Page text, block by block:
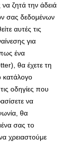
ζητά την άδειά
σας δεδομένων
αυτές τις
για
ένα
θα έχετε τη
κατάλογο
οδηγίες που
να
θα
σας το
χρειαστούμε